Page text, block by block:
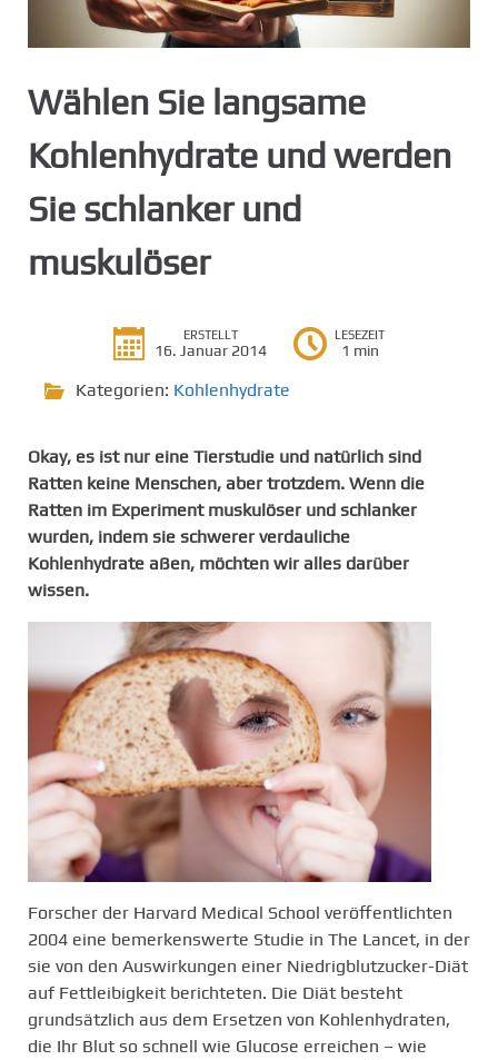
Wählen Sie langsame
Kohlenhydrate und werden
Sie schlanker und
muskulöser
ERSTELLT
16. Januar 2014
LESEZEIT
1 min
Kategorien: Kohlenhydrate
Okay, es ist nur eine Tierstudie und natürlich sind
Ratten keine Menschen, aber trotzdem. Wenn die
Ratten im Experiment muskulöser und schlanker
wurden, indem sie schwerer verdauliche
Kohlenhydrate aßen, möchten wir alles darüber
wissen.
Forscher der Harvard Medical School veröffentlichten
2004 eine bemerkenswerte Studie in The Lancet, in der
sie von den Auswirkungen einer Niedrigblutzucker-Diät
auf Fettleibigkeit berichteten. Die Diät besteht
grundsätzlich aus dem Ersetzen von Kohlenhydraten,
die Ihr Blut so schnell wie Glucose erreichen – wie